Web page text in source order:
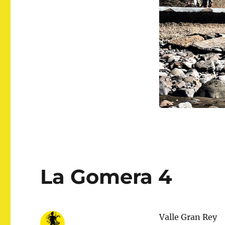
La Gomera 4
Valle Gran Rey